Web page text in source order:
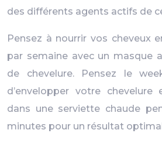
des différents agents actifs de
Pensez à nourrir vos cheveux
par semaine avec un masque
de chevelure. Pensez le
d’envelopper votre
dans une serviette chaude
minutes pour un résultat